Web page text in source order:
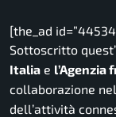
[the_ad
Sottoscritto
Italia e l’Agenzia
collaborazione
dell’attività